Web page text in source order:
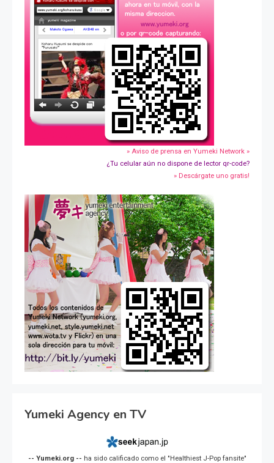
» Aviso de prensa en Yumeki Network »
¿Tu celular aún no dispone de lector qr-code?
» Descárgate uno gratis!
Yumeki Agency en TV
-- Yumeki.org -- ha sido calificado como el "Healthiest J-Pop fansite"